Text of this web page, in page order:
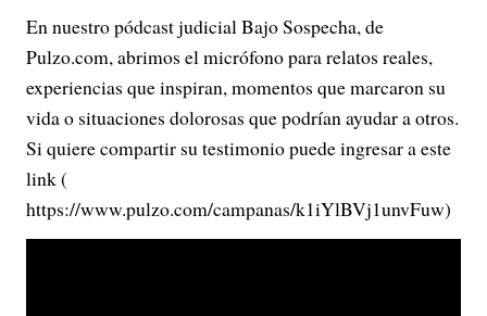
En nuestro pódcast judicial Bajo Sospecha, de
Pulzo.com, abrimos el micrófono para relatos reales,
experiencias que inspiran, momentos que marcaron su
vida o situaciones dolorosas que podrían ayudar a otros.
Si quiere compartir su testimonio puede ingresar a este
link (
https://www.pulzo.com/campanas/k1iYlBVj1unvFuw)